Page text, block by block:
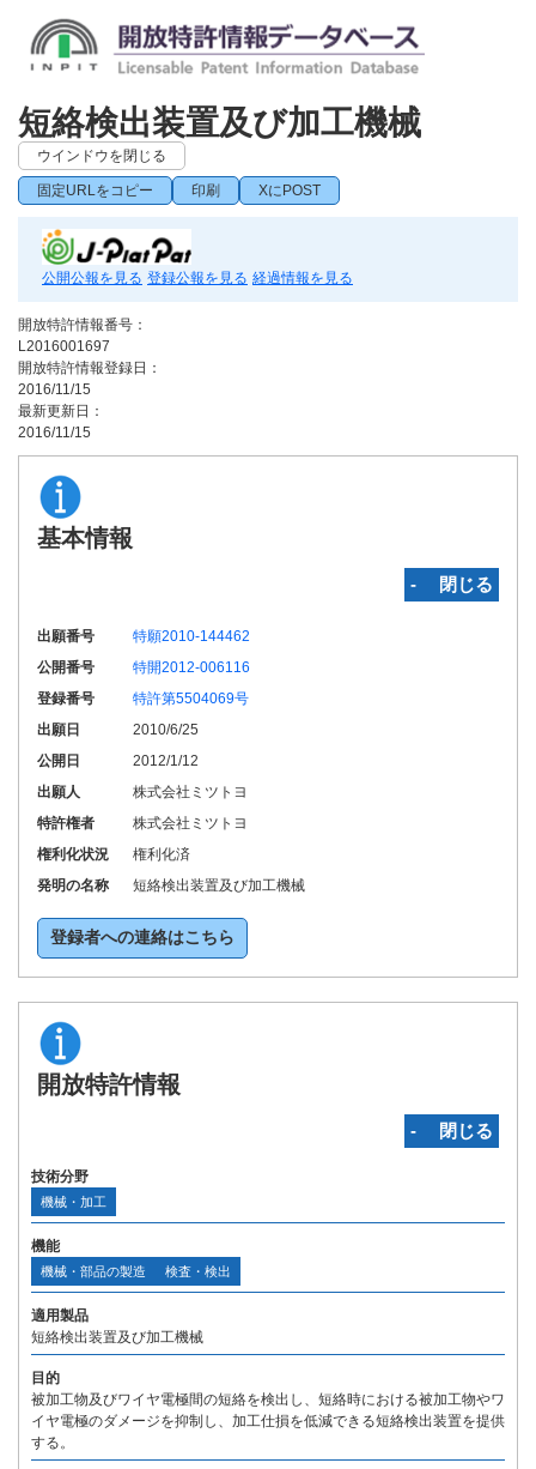
短絡検出装置及び加工機械
ウインドウを閉じる
固定URLをコピー 印刷 XにPOST
公開公報を見る 登録公報を見る 経過情報を見る
開放特許情報番号：
L2016001697
開放特許情報登録日：
2016/11/15
最新更新日：
2016/11/15
基本情報
‐ 閉じる
出願番号
特願2010-144462
公開番号
特開2012-006116
登録番号
特許第5504069号
出願日
2010/6/25
公開日
2012/1/12
出願人
株式会社ミツトヨ
特許権者
株式会社ミツトヨ
権利化状況
権利化済
発明の名称
短絡検出装置及び加工機械
登録者への連絡はこちら
開放特許情報
‐ 閉じる
技術分野
機械・加工
機能
機械・部品の製造 検査・検出
適用製品
短絡検出装置及び加工機械
目的
被加工物及びワイヤ電極間の短絡を検出し、短絡時における被加工物やワ
イヤ電極のダメージを抑制し、加工仕損を低減できる短絡検出装置を提供
する。